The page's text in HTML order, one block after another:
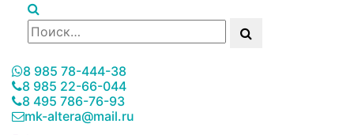
8 985 78-444-38
8 985 22-66-044
8 495 786-76-93
mk-altera@mail.ru